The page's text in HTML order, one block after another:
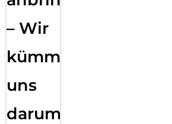
– Wir
kümmern
uns
darum!